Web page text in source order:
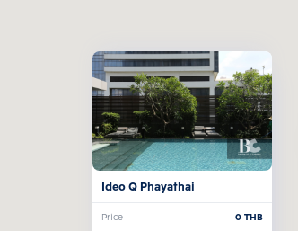
Ideo Q Phayathai
Price 0THB